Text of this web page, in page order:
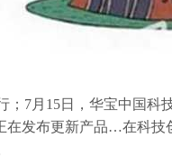
7月15日，华宝中国科
在发布更新产品…在科技